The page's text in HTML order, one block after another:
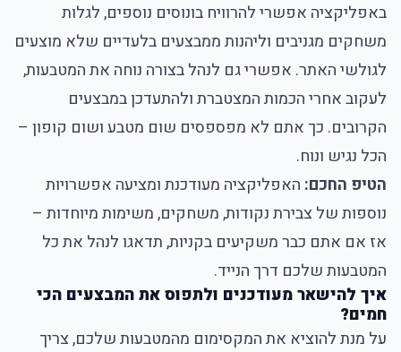
באפליקציה אפשרי להרוויח בונוסים נוספים, לגלות
משחקים מגניבים וליהנות ממבצעים בלעדיים שלא מוצעים
לגולשי האתר. אפשרי גם לנהל בצורה נוחה את המטבעות,
לעקוב אחרי הכמות המצטברת ולהתעדכן במבצעים
הקרובים. כך אתם לא מפספסים שום מטבע ושום קופון –
הכל נגיש ונוח.
הטיפ החכם: האפליקציה מעודכנת ומציעה אפשרויות
נוספות של צבירת נקודות, משחקים, משימות מיוחדות –
אז אם אתם כבר משקיעים בקניות, תדאגו לנהל את כל
המטבעות שלכם דרך הנייד.
איך להישאר מעודכנים ולתפוס את המבצעים הכי
חמים?
על מנת להוציא את המקסימום מהמטבעות שלכם, צריך